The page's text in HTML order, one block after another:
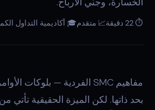
⏱ 22 دقيقة 📈 متقدم🎓 أكاديمية التداول
بحد ذاتها. لكن الميزة الحقيقية تأتي من